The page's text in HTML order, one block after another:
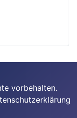
vorbehalten.